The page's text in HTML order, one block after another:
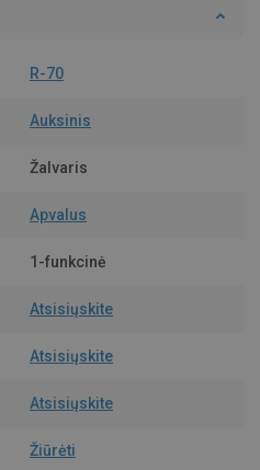
R-70
Auksinis
Žalvaris
Apvalus
1-funkcinė
Atsisiųskite
Atsisiųskite
Atsisiųskite
Žiūrėti